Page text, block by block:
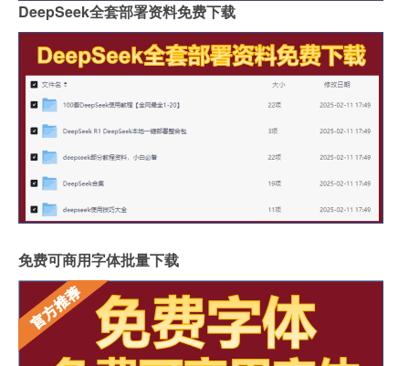
DeepSeek全套部署资料免费下载
免费可商用字体批量下载